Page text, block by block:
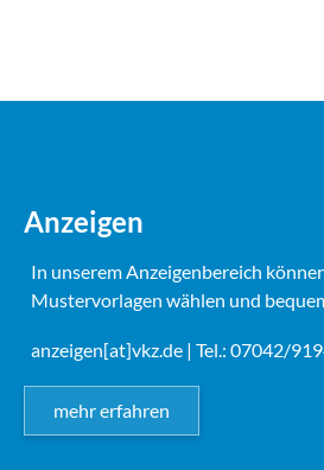
Anzeigen
In unserem Anzeigenbereich
Mustervorlagen wählen und
anzeigen[at]vkz.de | Tel.: 07042/
mehr erfahren